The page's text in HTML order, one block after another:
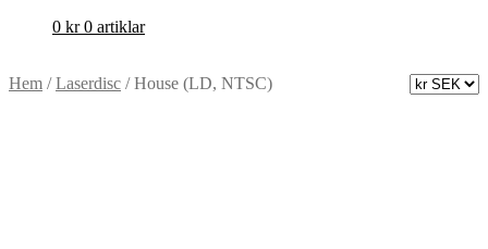
0 kr 0 artiklar
Hem /Laserdisc /House (LD, NTSC)